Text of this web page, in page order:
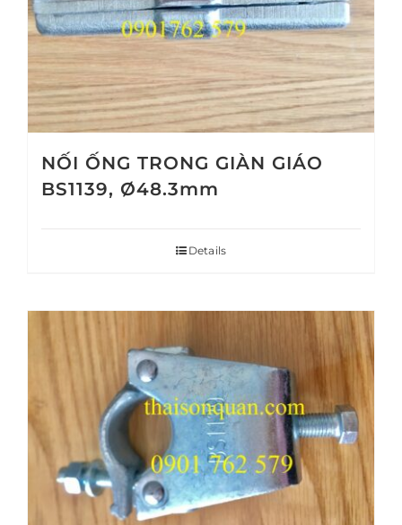
NỐI ỐNG TRONG GIÀN GIÁO
BS1139, Ø48.3mm
Details